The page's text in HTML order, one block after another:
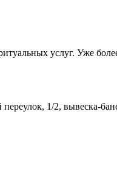
услуг. Уже
1/2, вывеска-